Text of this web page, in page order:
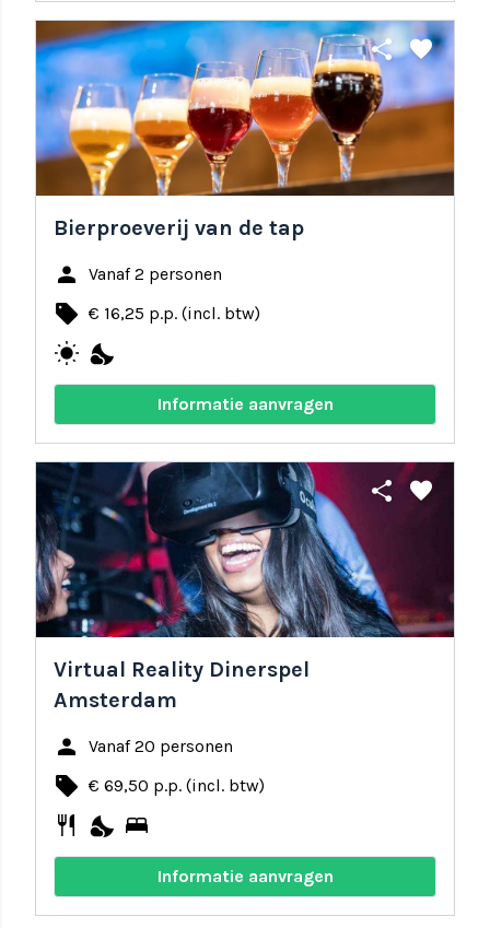
share favorite
Bierproeverij van de tap
person Vanaf 2 personen
local_offer € 16,25 p.p. (incl. btw)
wb_sunny nights_stay
Informatie aanvragen
share favorite
Virtual Reality Dinerspel
Amsterdam
person Vanaf 20 personen
local_offer € 69,50 p.p. (incl. btw)
restaurant nights_stay bed
Informatie aanvragen